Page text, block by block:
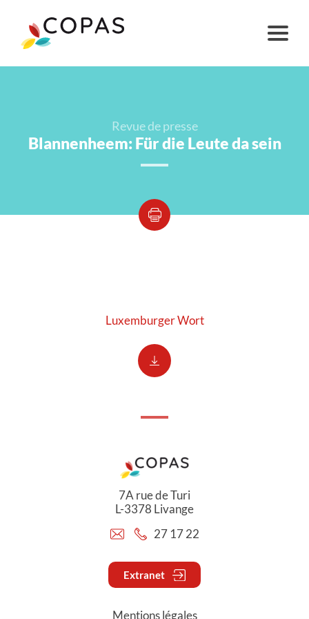
Revue de presse
Blannenheem: Für die Leute da sein
Luxemburger Wort
7A rue de Turi
L-3378 Livange
27 17 22
Extranet
Mentions légales